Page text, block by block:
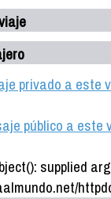
privado a este
público a este
supplied